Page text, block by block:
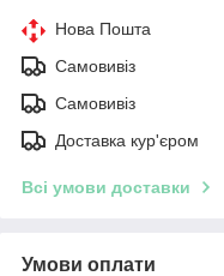
Нова Пошта
Самовивіз
Самовивіз
Доставка кур'єром
Всі умови доставки
Умови оплати